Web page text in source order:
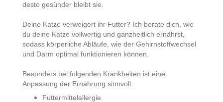
desto gesünder bleibt sie.
Deine Katze verweigert ihr Futter? Ich berate dich, wie
du deine Katze vollwertig und ganzheitlich ernährst,
sodass körperliche Abläufe, wie der Gehirnstoffwechsel
und Darm optimal funktionieren können.
Besonders bei folgenden Krankheiten ist eine
Anpassung der Ernährung sinnvoll:
Futtermittelallergie